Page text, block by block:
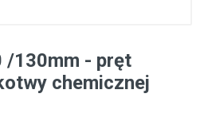
/130mm - pręt
chemicznej